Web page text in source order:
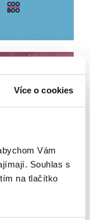
Více o cookies
Vám
Souhlas s
na tlačítko